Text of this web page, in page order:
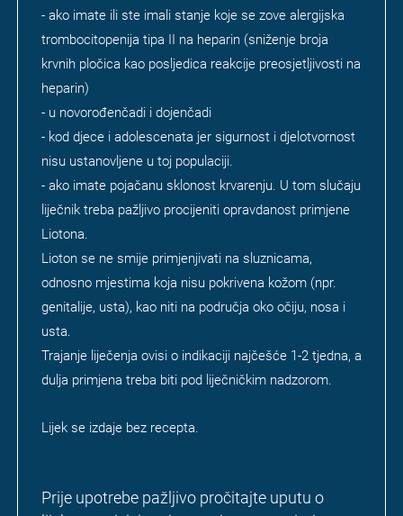
- ako imate ili ste imali stanje koje se zove alergijska
trombocitopenija tipa II na heparin (sniženje broja
krvnih pločica kao posljedica reakcije preosjetljivosti na
heparin)
- u novorođenčadi i dojenčadi
- kod djece i adolescenata jer sigurnost i djelotvornost
nisu ustanovljene u toj populaciji.
- ako imate pojačanu sklonost krvarenju. U tom slučaju
liječnik treba pažljivo procijeniti opravdanost primjene
Liotona.
Lioton se ne smije primjenjivati na sluznicama,
odnosno mjestima koja nisu pokrivena kožom (npr.
genitalije, usta), kao niti na područja oko očiju, nosa i
usta.
Trajanje liječenja ovisi o indikaciji najčešće 1-2 tjedna, a
dulja primjena treba biti pod liječničkim nadzorom.
Lijek se izdaje bez recepta.
Prije upotrebe pažljivo pročitajte uputu o